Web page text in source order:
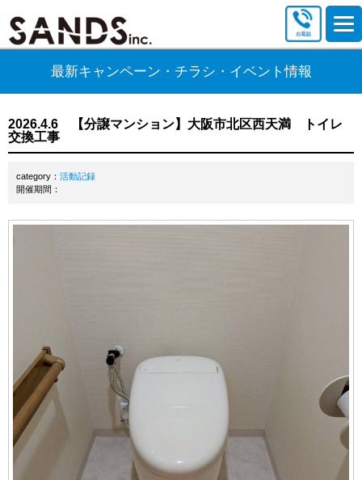
最新キャンペーン・チラシ・イベント情報
2026.4.6 【分譲マンション】大阪市北区西天満 トイレ
交換工事
category： 活動記録
開催期間：